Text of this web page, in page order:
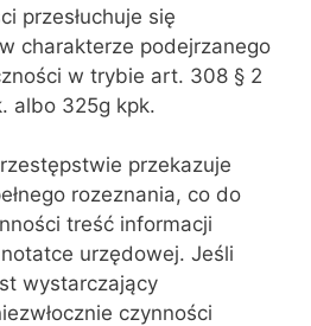
przesłuchuje się
charakterze podejrzanego
w trybie art. 308 § 2
albo 325g kpk.
przekazuje
rozeznania, co do
treść informacji
urzędowej. Jeśli
wystarczający
czynności